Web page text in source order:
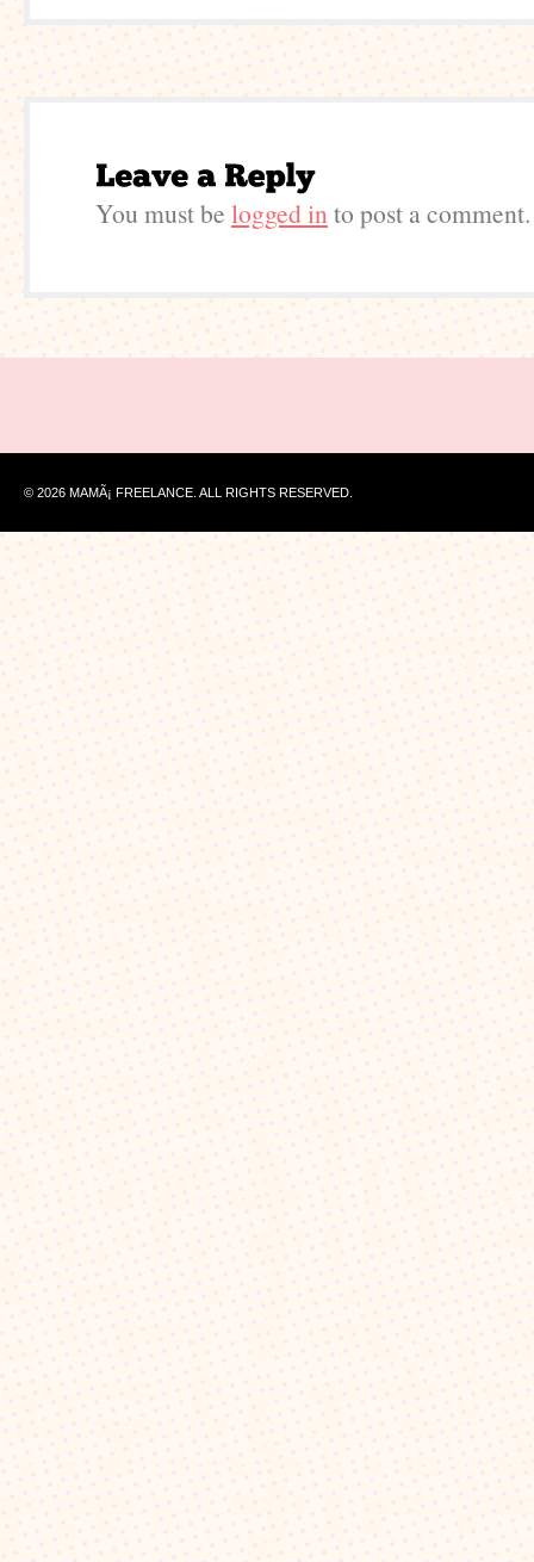
You must be logged into post a comment.
© 2026 MAMÃ¡ FREELANCE. ALL RIGHTS RESERVED.